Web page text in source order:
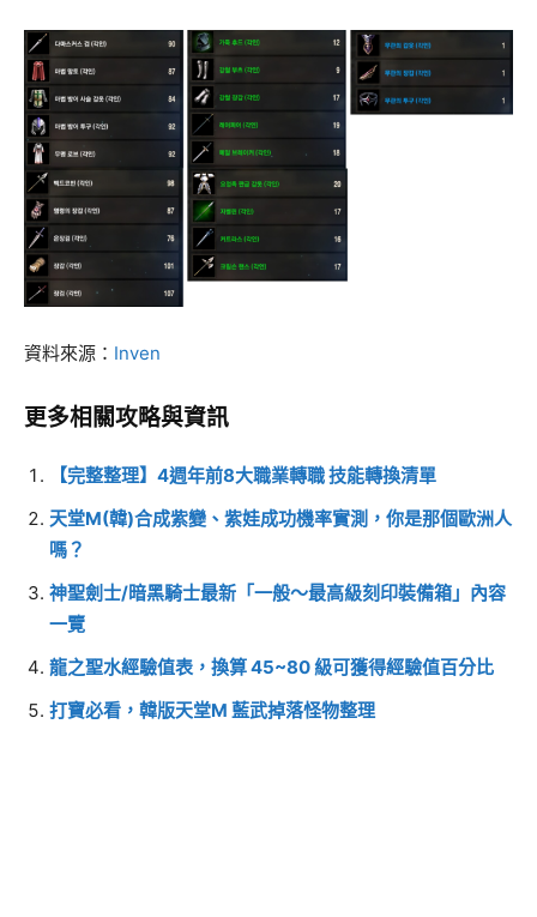
資料來源： Inven
更多相關攻略與資訊
【完整整理】4週年前8大職業轉職 技能轉換清單
天堂M(韓)合成紫變、紫娃成功機率實測，你是那個歐洲人
嗎？
神聖劍士/暗黑騎士最新「一般～最高級刻印裝備箱」內容
一覽
龍之聖水經驗值表，換算 45~80 級可獲得經驗值百分比
打寶必看，韓版天堂M 藍武掉落怪物整理